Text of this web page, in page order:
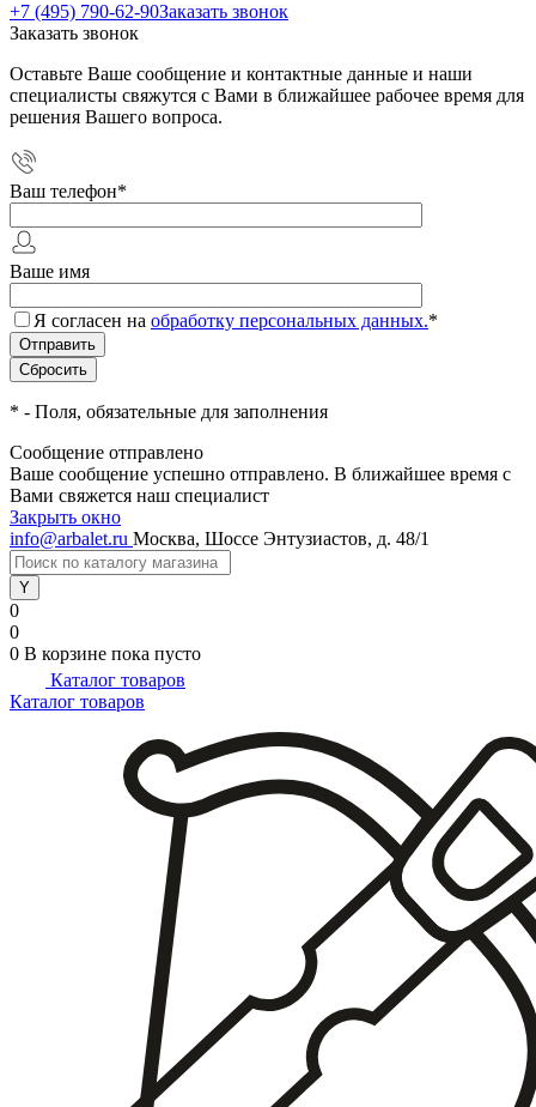
+7 (495) 790-62-90Заказать звонок
Заказать звонок
Оставьте Ваше сообщение и контактные данные и наши
специалисты свяжутся с Вами в ближайшее рабочее время для
решения Вашего вопроса.
Ваш телефон*
Ваше имя
Я согласен на обработку персональных данных.*
* - Поля, обязательные для заполнения
Сообщение отправлено
Ваше сообщение успешно отправлено. В ближайшее время с
Вами свяжется наш специалист
Закрыть окно
info@arbalet.ru Москва, Шоссе Энтузиастов, д. 48/1
0
0
0 В корзине пока пусто
Каталог товаров
Каталог товаров